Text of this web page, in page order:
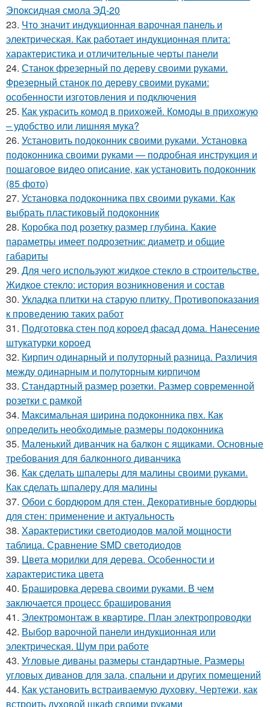
Эпоксидная смола ЭД-20
23. Что значит индукционная варочная панель и
электрическая. Как работает индукционная плита:
характеристика и отличительные черты панели
24. Станок фрезерный по дереву своими руками.
Фрезерный станок по дереву своими руками:
особенности изготовления и подключения
25. Как украсить комод в прихожей. Комоды в прихожую
– удобство или лишняя мука?
26. Установить подоконник своими руками. Установка
подоконника своими руками — подробная инструкция и
пошаговое видео описание, как установить подоконник
(85 фото)
27. Установка подоконника пвх своими руками. Как
выбрать пластиковый подоконник
28. Коробка под розетку размер глубина. Какие
параметры имеет подрозетник: диаметр и общие
габариты
29. Для чего используют жидкое стекло в строительстве.
Жидкое стекло: история возникновения и состав
30. Укладка плитки на старую плитку. Противопоказания
к проведению таких работ
31. Подготовка стен под короед фасад дома. Нанесение
штукатурки короед
32. Кирпич одинарный и полуторный разница. Различия
между одинарным и полуторным кирпичом
33. Стандартный размер розетки. Размер современной
розетки с рамкой
34. Максимальная ширина подоконника пвх. Как
определить необходимые размеры подоконника
35. Маленький диванчик на балкон с ящиками. Основные
требования для балконного диванчика
36. Как сделать шпалеры для малины своими руками.
Как сделать шпалеру для малины
37. Обои с бордюром для стен. Декоративные бордюры
для стен: применение и актуальность
38. Характеристики светодиодов малой мощности
таблица. Сравнение SMD светодиодов
39. Цвета морилки для дерева. Особенности и
характеристика цвета
40. Брашировка дерева своими руками. В чем
заключается процесс браширования
41. Электромонтаж в квартире. План электропроводки
42. Выбор варочной панели индукционная или
электрическая. Шум при работе
43. Угловые диваны размеры стандартные. Размеры
угловых диванов для зала, спальни и других помещений
44. Как установить встраиваемую духовку. Чертежи, как
встроить духовой шкаф своими руками